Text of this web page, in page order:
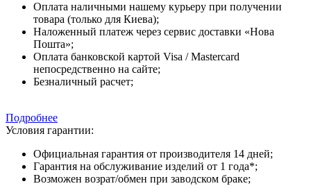
Оплата наличными нашему курьеру при получении
товара (только для Киева);
Наложенный платеж через сервис доставки «Нова
Пошта»;
Оплата банковской картой Visa / Mastercard
непосредственно на сайте;
Безналичный расчет;
Подробнее
Условия гарантии:
Официальная гарантия от производителя 14 дней;
Гарантия на обслуживание изделий от 1 года*;
Возможен возрат/обмен при заводском браке;